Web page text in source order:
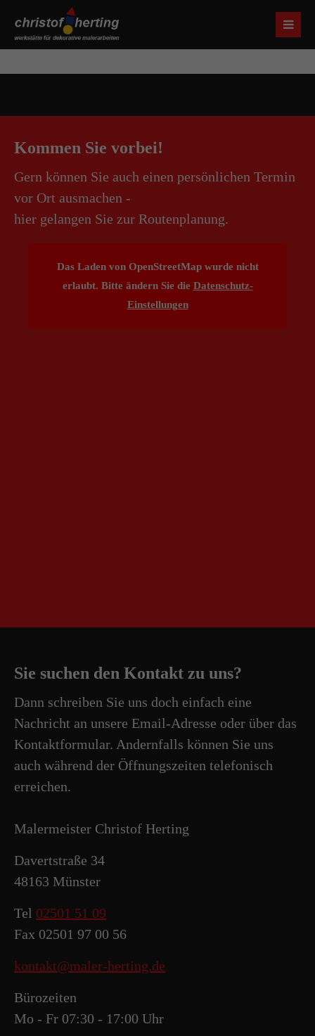
Kommen Sie vorbei!
Gern können Sie auch einen persönlichen Termin
vor Ort ausmachen -
hier gelangen Sie zur Routenplanung.
Das Laden von OpenStreetMap wurde nicht
erlaubt. Bitte ändern Sie die Datenschutz-
Einstellungen
Sie suchen den Kontakt zu uns?
Dann schreiben Sie uns doch einfach eine
Nachricht an unsere Email-Adresse oder über das
Kontaktformular. Andernfalls können Sie uns
auch während der Öffnungszeiten telefonisch
erreichen.
Malermeister Christof Herting
Davertstraße 34
48163 Münster
Tel 02501 51 09
Fax 02501 97 00 56
kontakt@maler-herting.de
Bürozeiten
Mo - Fr 07:30 - 17:00 Uhr